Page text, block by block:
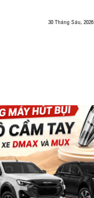
30 Tháng Sáu, 2026